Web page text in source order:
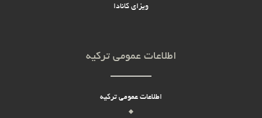
ویزای کانادا
اطلاعات عمومی ترکیه
اطلاعات عمومی ترکیه